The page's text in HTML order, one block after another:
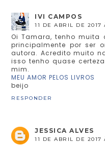
IVI CAMPOS
11 DE ABRIL DE 2017
Oi Tamara, tenho muita
principalmente por ser
autora. Acredito muito
isso tenho quase
mim.
MEU AMOR PELOS LIVROS
beijo
RESPONDER
JESSICA ALVES
11 DE ABRIL DE 2017